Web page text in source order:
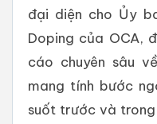
đại diện cho Ủy
Doping của OCA,
cáo chuyên sâu
mang tính bước
suốt trước và